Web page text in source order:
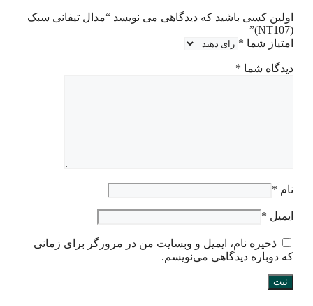
اولین کسی باشید که دیدگاهی می نویسد “مدال تیفانی سبک
(NT107)”
امتیاز شما *
دیدگاه شما *
نام *
ایمیل *
ذخیره نام، ایمیل و وبسایت من در مرورگر برای زمانی
که دوباره دیدگاهی می‌نویسم.